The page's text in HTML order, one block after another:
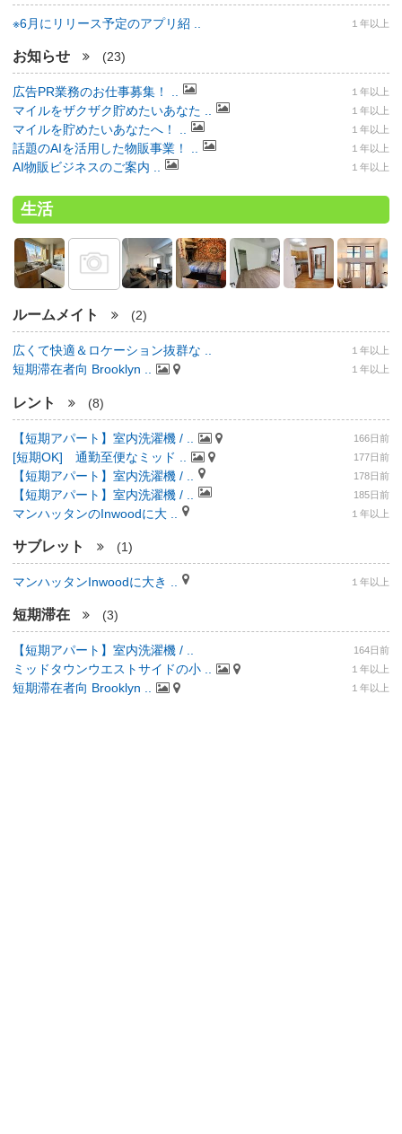
※6月にリリース予定のアプリ紹 .. １年以上
お知らせ (23)
広告PR業務のお仕事募集！ .. １年以上
マイルをザクザク貯めたいあなた .. １年以上
マイルを貯めたいあなたへ！ .. １年以上
話題のAIを活用した物販事業！ .. １年以上
AI物販ビジネスのご案内 .. １年以上
生活
ルームメイト (2)
広くて快適＆ロケーション抜群な .. １年以上
短期滞在者向 Brooklyn .. １年以上
レント (8)
【短期アパート】室内洗濯機 / .. 166日前
[短期OK] 通勤至便なミッド .. 177日前
【短期アパート】室内洗濯機 / .. 178日前
【短期アパート】室内洗濯機 / .. 185日前
マンハッタンのInwoodに大 .. １年以上
サブレット (1)
マンハッタンInwoodに大き .. １年以上
短期滞在 (3)
【短期アパート】室内洗濯機 / .. 164日前
ミッドタウンウエストサイドの小 .. １年以上
短期滞在者向 Brooklyn .. １年以上